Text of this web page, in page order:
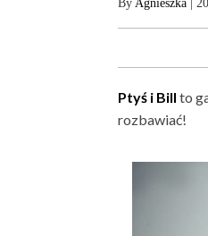
By Agnieszka |
Ptyś i Bill to
rozbawiać!